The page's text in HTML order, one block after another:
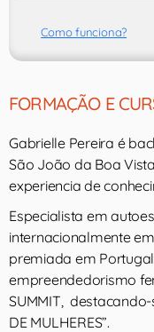
Como funciona?
FORMAÇÃO E
Gabrielle Pereira é
São João da Boa
experiencia de
Especialista em
internacionalmente
premiada em
empreendedorismo
SUMMIT, destacando-
DE MULHERES”.